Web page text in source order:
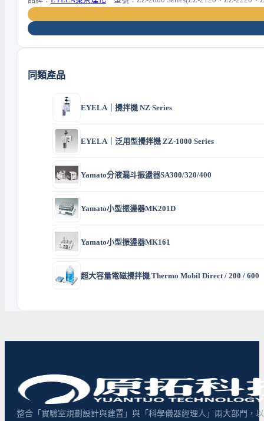
同類產品
EYELA｜攪拌機 NZ Series
EYELA｜泛用型攪拌機 ZZ-1000 Series
Yamato分液漏斗振盪器SA300/320/400
Yamato小型振盪器MK201D
Yamato小型振盪器MK161
超大容量電磁攪拌機 Thermo Mobil Direct / 200 / 600
整合「實驗室規劃設計與建置」與「科學儀器經理人」兩大部門，